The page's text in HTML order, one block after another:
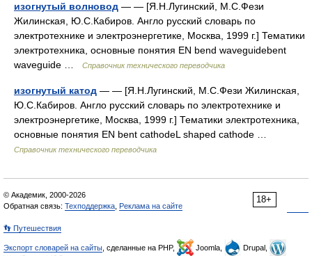
изогнутый волновод — — [Я.Н.Лугинский, М.С.Фези
Жилинская, Ю.С.Кабиров. Англо русский словарь по
электротехнике и электроэнергетике, Москва, 1999 г.] Тематики
электротехника, основные понятия EN bend waveguidebent
waveguide …
Справочник технического переводчика
изогнутый катод — — [Я.Н.Лугинский, М.С.Фези Жилинская,
Ю.С.Кабиров. Англо русский словарь по электротехнике и
электроэнергетике, Москва, 1999 г.] Тематики электротехника,
основные понятия EN bent cathodeL shaped cathode …
Справочник технического переводчика
18+
© Академик, 2000-2026
Обратная связь: Техподдержка Реклама на сайте
👣 Путешествия
Экспорт словарей на сайты , сделанные на PHP, Joomla,
Drupal,